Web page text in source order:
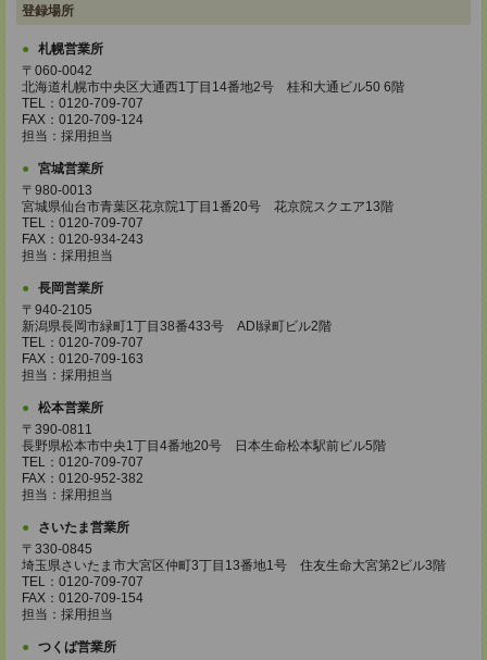
登録場所
札幌営業所
〒060-0042
北海道札幌市中央区大通西1丁目14番地2号 桂和大通ビル50 6階
TEL：0120-709-707
FAX：0120-709-124
担当：採用担当
宮城営業所
〒980-0013
宮城県仙台市青葉区花京院1丁目1番20号 花京院スクエア13階
TEL：0120-709-707
FAX：0120-934-243
担当：採用担当
長岡営業所
〒940-2105
新潟県長岡市緑町1丁目38番433号 ADI緑町ビル2階
TEL：0120-709-707
FAX：0120-709-163
担当：採用担当
松本営業所
〒390-0811
長野県松本市中央1丁目4番地20号 日本生命松本駅前ビル5階
TEL：0120-709-707
FAX：0120-952-382
担当：採用担当
さいたま営業所
〒330-0845
埼玉県さいたま市大宮区仲町3丁目13番地1号 住友生命大宮第2ビル3階
TEL：0120-709-707
FAX：0120-709-154
担当：採用担当
つくば営業所